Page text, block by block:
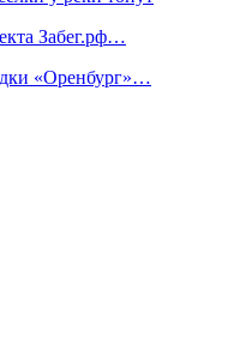
Забег.рф…
«Оренбург»…